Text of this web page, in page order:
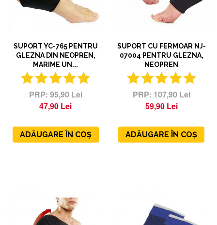
SUPORT YC-765 PENTRU
GLEZNA DIN NEOPREN,
MARIME UN...
95,90 Lei
47,90 Lei
ADĂUGARE ÎN COȘ
SUPORT CU FERMOAR NJ-
07004 PENTRU GLEZNA,
NEOPREN
107,90 Lei
59,90 Lei
ADĂUGARE ÎN COȘ